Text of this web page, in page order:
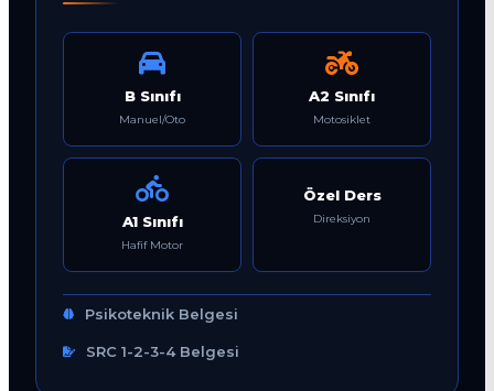
B Sınıfı
Manuel/Oto
A2 Sınıfı
Motosiklet
A1 Sınıfı
Hafif Motor
Özel Ders
Direksiyon
Psikoteknik Belgesi
SRC 1-2-3-4 Belgesi